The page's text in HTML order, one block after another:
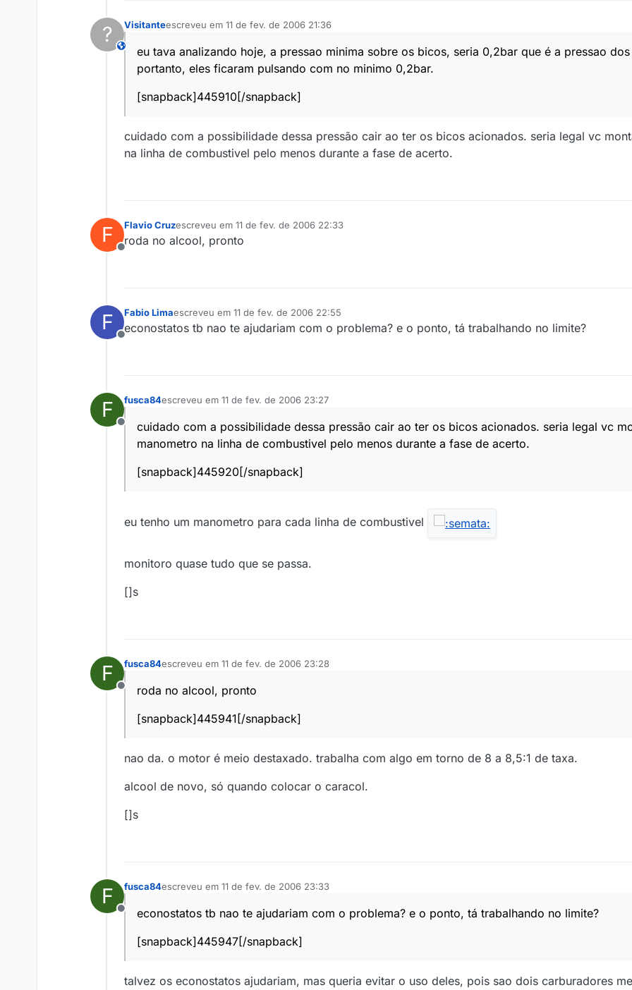
? This user is from outside of this forum
Visitanteescreveu em 11 de fev. de 2006 21:36
última edição por
eu tava analizando hoje, a pressao minima sobre os bicos, seria 0,2bar que é a pressao
portanto, eles ficaram pulsando com no minimo 0,2bar.
[snapback]445910[/snapback]
cuidado com a possibilidade dessa pressão cair ao ter os bicos acionados. seria legal vc
na linha de combustivel pelo menos durante a fase de acerto.
F
Offline
Flavio Cruzescreveu em 11 de fev. de 2006 22:33
última edição por
roda no alcool, pronto
F
Offline
Fabio Limaescreveu em 11 de fev. de 2006 22:55
última edição por2 de nov. de 2006 17:56
econostatos tb nao te ajudariam com o problema? e o ponto, tá trabalhando no limite?
F
Offline
fusca84escreveu em 11 de fev. de 2006 23:27
última edição por
cuidado com a possibilidade dessa pressão cair ao ter os bicos acionados. seria legal vc
manometro na linha de combustivel pelo menos durante a fase de acerto.
[snapback]445920[/snapback]
eu tenho um manometro para cada linha de combustivel
monitoro quase tudo que se passa.
[]s
F
Offline
fusca84escreveu em 11 de fev. de 2006 23:28
última edição por
roda no alcool, pronto
[snapback]445941[/snapback]
nao da. o motor é meio destaxado. trabalha com algo em torno de 8 a 8,5:1 de taxa.
alcool de novo, só quando colocar o caracol.
[]s
F
Offline
fusca84escreveu em 11 de fev. de 2006 23:33
última edição por
econostatos tb nao te ajudariam com o problema? e o ponto, tá trabalhando no limite?
[snapback]445947[/snapback]
talvez os econostatos ajudariam, mas queria evitar o uso deles, pois sao dois carburadores